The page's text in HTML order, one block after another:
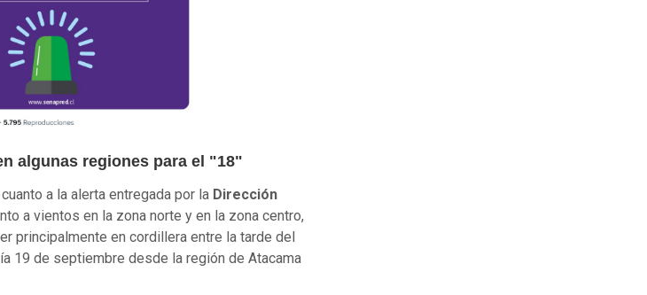
algunas regiones para el "18"
a la alerta entregada por la Dirección
a vientos en la zona norte y en la zona centro,
principalmente en cordillera entre la tarde del
19 de septiembre desde la región de Atacama